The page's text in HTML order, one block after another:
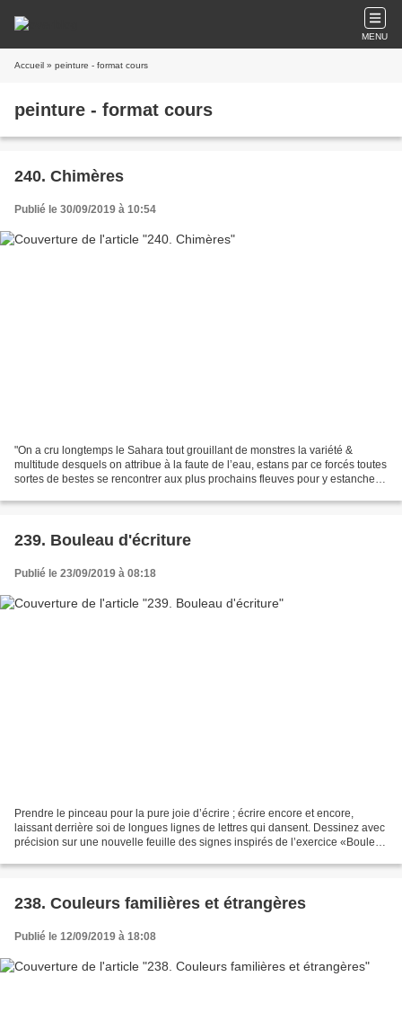
MENU
Accueil » peinture - format cours
peinture - format cours
240. Chimères
Publié le 30/09/2019 à 10:54
"On a cru longtemps le Sahara tout grouillant de monstres la variété &
multitude desquels on attribue à la faute de l’eau, estans par ce forcés toutes
sortes de bestes se rencontrer aux plus prochains fleuves pour y estancher
239. Bouleau d'écriture
Publié le 23/09/2019 à 08:18
Prendre le pinceau pour la pure joie d’écrire ; écrire encore et encore,
laissant derrière soi de longues lignes de lettres qui dansent. Dessinez avec
précision sur une nouvelle feuille des signes inspirés de l’exercice «Bouleau
238. Couleurs familières et étrangères
Publié le 12/09/2019 à 18:08